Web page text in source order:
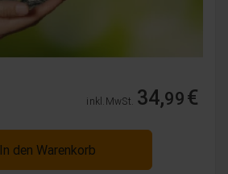
inkl. MwSt. 34,99€
In den Warenkorb